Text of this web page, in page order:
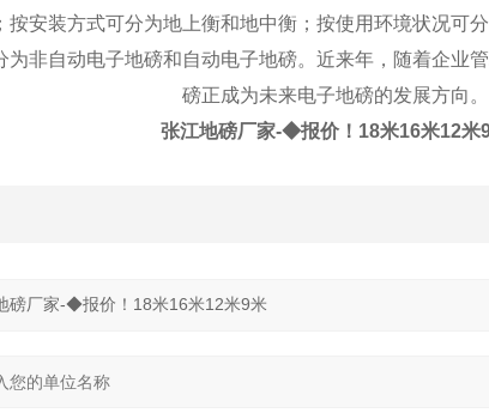
按安装方式可分为地上衡和地中衡；按使用环境状况可
为非自动电子地磅和自动电子地磅。近来年，随着企业
磅正成为未来电子地磅的发展方向。
张江地磅厂家-◆报价！18米16米12米